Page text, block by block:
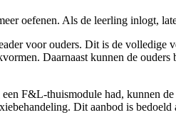
oefenen. Als de leerling inlogt,
voor ouders. Dit is de volledige
Daarnaast kunnen de
F&L-thuismodule had, kunnen
Dit aanbod is bedoeld